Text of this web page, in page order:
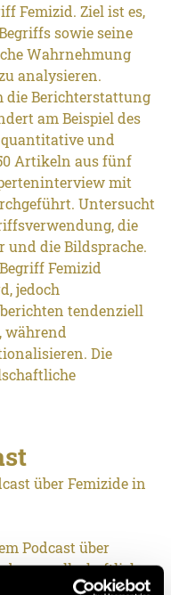
Femizid. Ziel ist es,
sowie seine
Wahrnehmung
analysieren.
die Berichterstattung
am Beispiel des
quantitative und
Artikeln aus fünf
mit
Untersucht
die
und die Bildsprache.
Femizid
jedoch
tendenziell
während
Die
über Femizide in
Podcast über
gesellschaftlichen
Strukturen sichtbar